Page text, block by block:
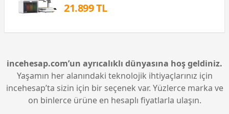
21.899 TL
incehesap.com’un ayrıcalıklı dünyasına hoş geldiniz.
Yaşamın her alanındaki teknolojik ihtiyaçlarınız için
incehesap’ta sizin için bir seçenek var. Yüzlerce marka ve
on binlerce ürüne en hesaplı fiyatlarla ulaşın.